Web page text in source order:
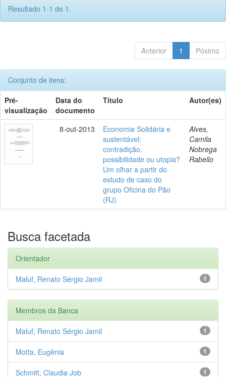
Resultado 1-1 de 1.
Anterior 1 Póximo
Conjunto de itens:
Pré-
visualização
Data do
documento
Título Autor(es)
8-out-2013
Economia Solidária e
sustentável:
contradição,
possibilidade ou utopia?
Um olhar a partir do
estudo de caso do
grupo Oficina do Pão
(RJ)
Alves,
Camila
Nobrega
Rabello
Busca facetada
Orientador
1
Maluf, Renato Sérgio Jamil
Membros da Banca
1
Maluf, Renato Sérgio Jamil
1
Motta, Eugênia
1
Schmitt, Claudia Job